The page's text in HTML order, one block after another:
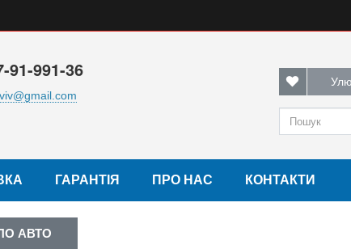
91-991-36
ГАРАНТІЯ ПРО НАС КОНТАКТИ
АВТО